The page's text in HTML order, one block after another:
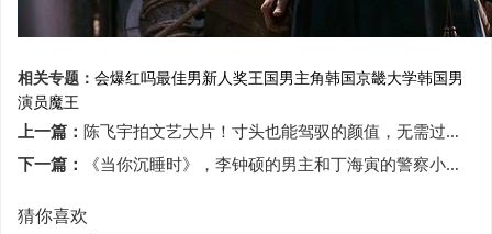
相关专题： 会爆红吗最佳男新人奖王国男主角韩国京畿大学韩国男
演员魔王
上一篇： 陈飞宇拍文艺大片！寸头也能驾驭的颜值，无需过多修饰也能爱上
下一篇：
《当你沉睡时》，李钟硕的男主和丁海寅的警察小哥哥，更爱哪个
猜你喜欢